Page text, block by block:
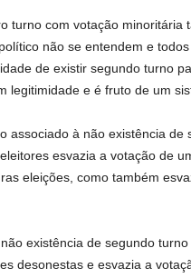
turno com votação minoritária
não se entendem e
de existir segundo turno
legitimidade e é fruto de um
associado à não existência de
esvazia a votação de
eleições, como também
existência de segundo
desonestas e esvazia a